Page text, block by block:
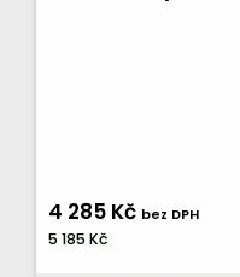
4 285 Kč bez DPH
5 185 Kč